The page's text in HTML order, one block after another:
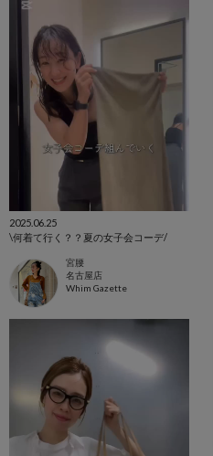
2025.06.25
\何着て行く？？夏の女子会コーデ/
宮腰
名古屋店
Whim Gazette